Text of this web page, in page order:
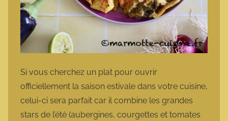
Si vous cherchez un plat pour ouvrir
officiellement la saison estivale dans votre cuisine,
celui-ci sera parfait car il combine les grandes
stars de l’été (aubergines, courgettes et tomates